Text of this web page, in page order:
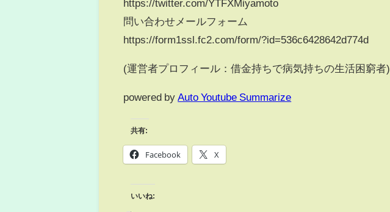
https://twitter.com/YTFXMiyamoto
問い合わせメールフォーム
https://form1ssl.fc2.com/form/?id=536c6428642d774d
(運営者プロフィール：借金持ちで病気持ちの生活困窮者)
powered by Auto Youtube Summarize
共有:
Facebook X
いいね: